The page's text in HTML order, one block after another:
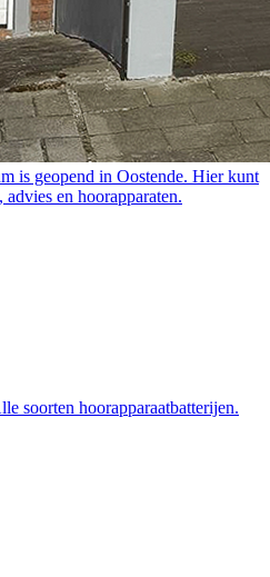
is geopend in Oostende. Hier kunt
en hoorapparaten.
soorten hoorapparaatbatterijen.